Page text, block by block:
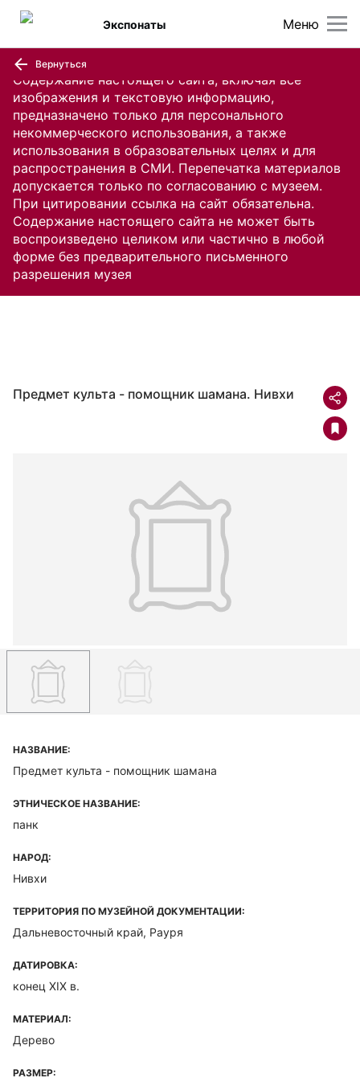
Содержание настоящего сайта, включая все
изображения и текстовую информацию,
предназначено только для персонального
некоммерческого использования, а также
использования в образовательных целях и для
распространения в СМИ. Перепечатка материалов
допускается только по согласованию с музеем.
При цитировании ссылка на сайт обязательна.
Содержание настоящего сайта не может быть
воспроизведено целиком или частично в любой
форме без предварительного письменного
разрешения музея
Меню
Экспонаты
Вернуться
Предмет культа - помощник шамана. Нивхи
НАЗВАНИЕ:
Предмет культа - помощник шамана
ЭТНИЧЕСКОЕ НАЗВАНИЕ:
панк
НАРОД:
Нивхи
ТЕРРИТОРИЯ ПО МУЗЕЙНОЙ ДОКУМЕНТАЦИИ:
Дальневосточный край, Рауря
ДАТИРОВКА:
конец XIX в.
МАТЕРИАЛ:
Дерево
РАЗМЕР: